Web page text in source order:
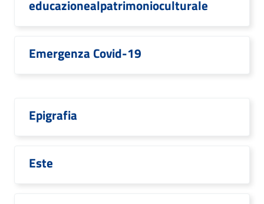
educazionealpatrimonioculturale
Emergenza Covid-19
Epigrafia
Este